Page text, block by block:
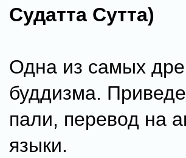
Судатта Сутта)
Одна из самых
буддизма.
пали, перевод на
языки.